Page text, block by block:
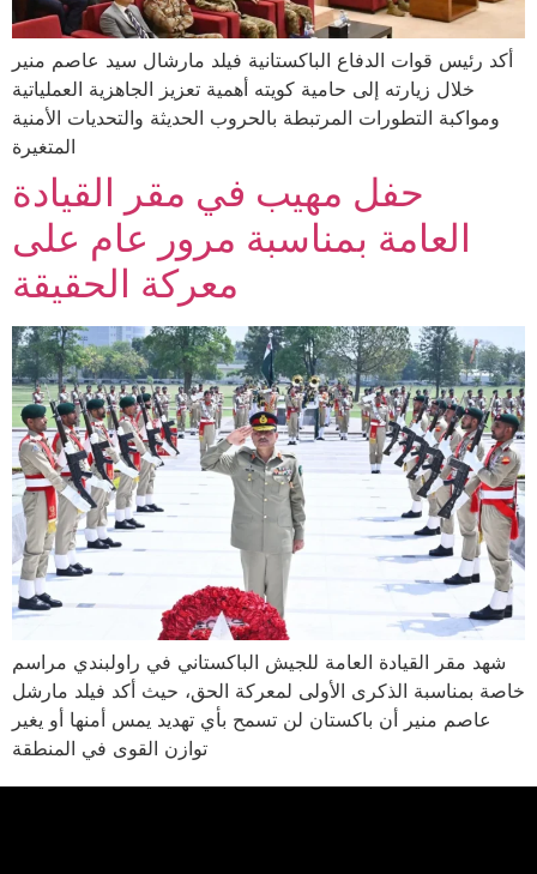
أكد رئيس قوات الدفاع الباكستانية فيلد مارشال سيد عاصم منير
خلال زيارته إلى حامية كويته أهمية تعزيز الجاهزية العملياتية
ومواكبة التطورات المرتبطة بالحروب الحديثة والتحديات الأمنية
المتغيرة
حفل مهيب في مقر القيادة
العامة بمناسبة مرور عام على
معركة الحقيقة
شهد مقر القيادة العامة للجيش الباكستاني في راولبندي مراسم
خاصة بمناسبة الذكرى الأولى لمعركة الحق، حيث أكد فيلد مارشل
عاصم منير أن باكستان لن تسمح بأي تهديد يمس أمنها أو يغير
توازن القوى في المنطقة